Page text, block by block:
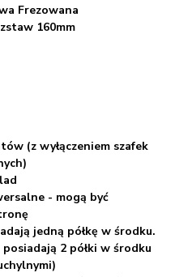
Frezowana
160mm
(z wyłączeniem szafek
- mogą być
jedną półkę w środku.
2 półki w środku